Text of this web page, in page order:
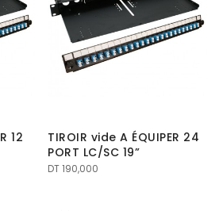
12
TIROIR vide A ÉQUIPER 24
PORT LC/SC 19”
DT190,000